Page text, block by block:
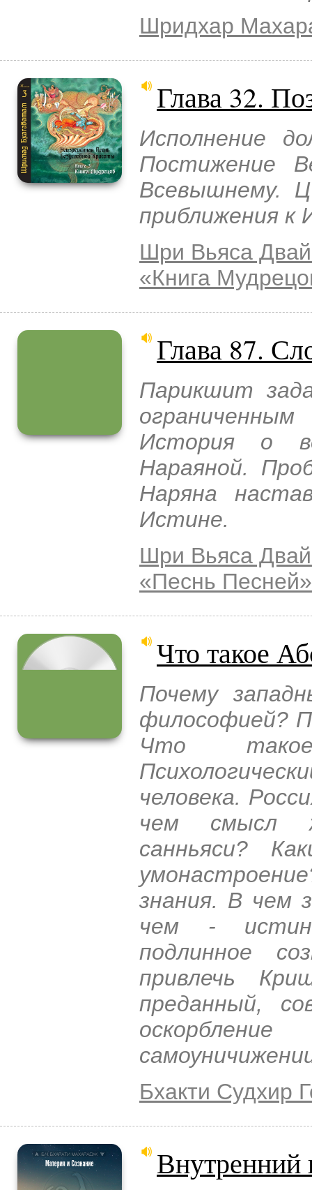
Шридхар
Глава 32.
Исполнение
Постижение
Всевышнему.
приближения к
Шри Вьяса
«Книга
Глава 87.
Парикшит
История о
Нараяной.
Наряна
Истине.
Шри Вьяса
«Песнь Песней»
Что такое
Почему
философией?
Что
человека.
чем смысл
санньяси?
знания. В чем
чем -
подлинное
привлечь
преданный,
Бхакти Судхир
Внутренний